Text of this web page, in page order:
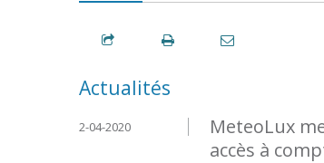
Actualités
MeteoLux
accès à
2-04-2020